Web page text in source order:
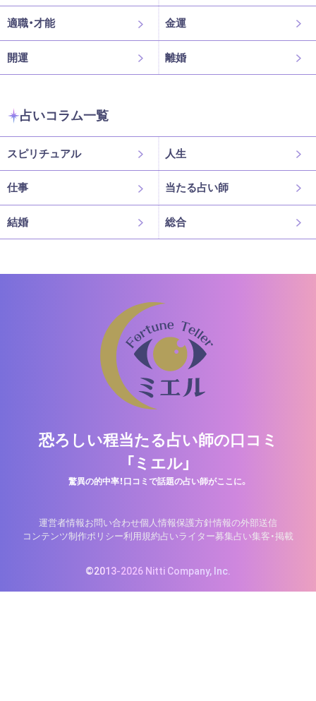
適職・才能 金運
開運 離婚
占いコラム一覧
スピリチュアル 人生
仕事 当たる占い師
結婚 総合
恐ろしい程当たる占い師の口コミ
「ミエル」
驚異の的中率！口コミで話題の占い師がここに。
運営者情報お問い合わせ個人情報保護方針情報の外部送信
コンテンツ制作ポリシー利用規約占いライター募集占い集客・掲載
©2013-2026 Nitti Company, Inc.